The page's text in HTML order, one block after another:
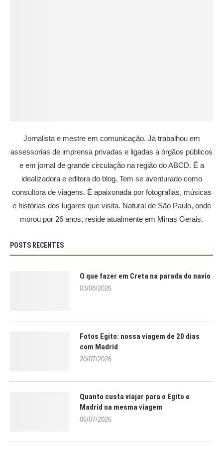
Jornalista e mestre em comunicação. Já trabalhou em
assessorias de imprensa privadas e ligadas a órgãos públicos
e em jornal de grande circulação na região do ABCD. É a
idealizadora e editora do blog. Tem se aventurado como
consultora de viagens. É apaixonada por fotografias, músicas
e histórias dos lugares que visita. Natural de São Paulo, onde
morou por 26 anos, reside atualmente em Minas Gerais.
POSTS RECENTES
O que fazer em Creta na parada do navio
03/08/2026
Fotos Egito: nossa viagem de 20 dias
com Madrid
20/07/2026
Quanto custa viajar para o Egito e
Madrid na mesma viagem
06/07/2026